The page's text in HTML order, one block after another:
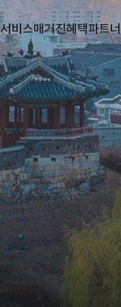
서비스매거진혜택파트